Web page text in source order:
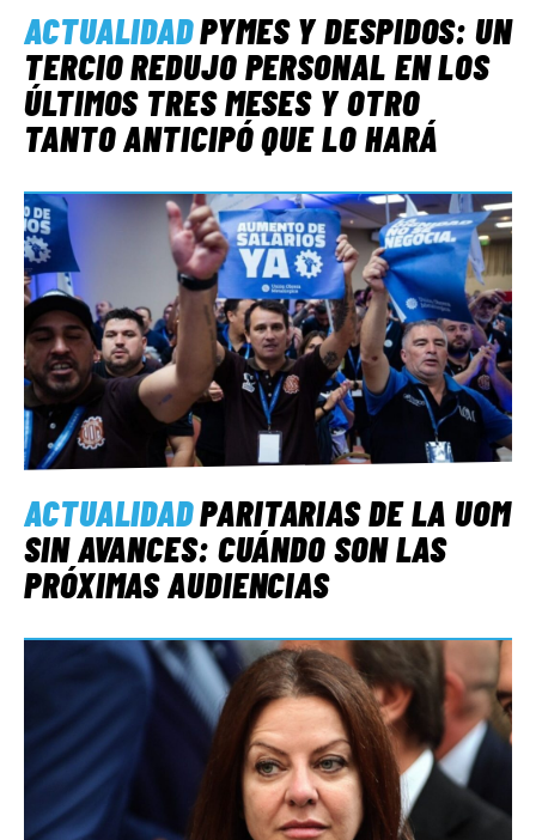
ACTUALIDADPYMES Y DESPIDOS: UN
TERCIO REDUJO PERSONAL EN LOS
ÚLTIMOS TRES MESES Y OTRO
TANTO ANTICIPÓ QUE LO HARÁ
ACTUALIDADPARITARIAS DE LA UOM
SIN AVANCES: CUÁNDO SON LAS
PRÓXIMAS AUDIENCIAS